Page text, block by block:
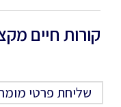
קורות חיים
שליחת פרטי